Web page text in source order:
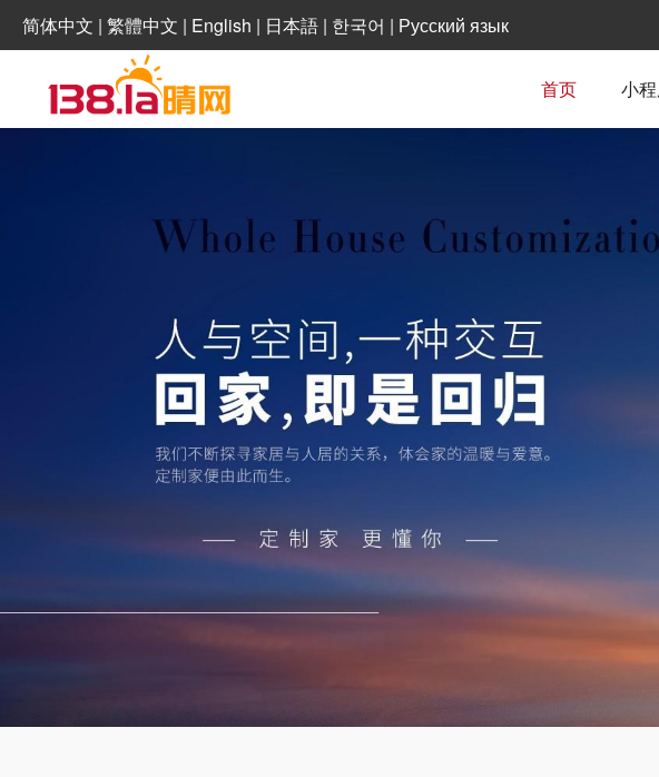
简体中文 | 繁體中文 | English | 日本語 | 한국어 | Русский язык
首页 小